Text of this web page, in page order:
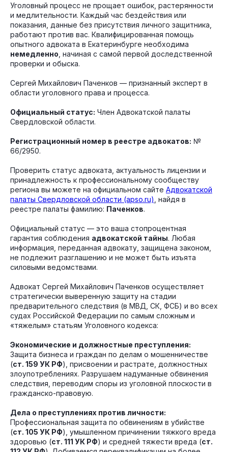
Уголовный процесс не прощает ошибок, растерянности
и медлительности. Каждый час бездействия или
показания, данные без присутствия личного защитника,
работают против вас. Квалифицированная помощь
опытного адвоката в Екатеринбурге необходима
немедленно , начиная с самой первой доследственной
проверки и обыска.
Сергей Михайлович Паченков — признанный эксперт в
области уголовного права и процесса.
Официальный статус: Член Адвокатской палаты
Свердловской области.
Регистрационный номер в реестре адвокатов: №
66/2950.
Проверить статус адвоката, актуальность лицензии и
принадлежность к профессиональному сообществу
региона вы можете на официальном сайте Адвокатской
палаты Свердловской области (apso.ru) , найдя в
реестре палаты фамилию: Паченков.
Официальный статус — это ваша стопроцентная
гарантия соблюдения адвокатской тайны. Любая
информация, переданная адвокату, защищена законом,
не подлежит разглашению и не может быть изъята
силовыми ведомствами.
Адвокат Сергей Михайлович Паченков осуществляет
стратегически выверенную защиту на стадии
предварительного следствия (в МВД, СК, ФСБ) и во всех
судах Российской Федерации по самым сложным и
«тяжелым» статьям Уголовного кодекса:
Экономические и должностные преступления:
Защита бизнеса и граждан по делам о мошенничестве
(ст. 159 УК РФ), присвоении и растрате, должностных
злоупотреблениях. Разрушаем надуманные обвинения
следствия, переводим споры из уголовной плоскости в
гражданско-правовую.
Дела о преступлениях против личности:
Профессиональная защита по обвинениям в убийстве
(ст. 105 УК РФ), умышленном причинении тяжкого вреда
здоровью (ст. 111 УК РФ) и средней тяжести вреда (ст.